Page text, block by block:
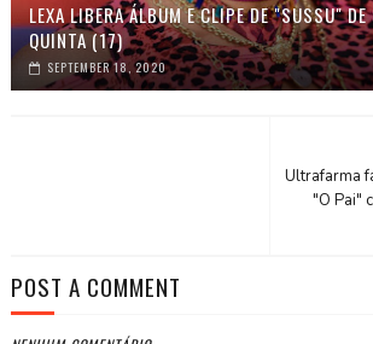
LEXA LIBERA ÁLBUM E CLIPE DE "SUSSU"
QUINTA (17)
SEPTEMBER 18, 2020
Ultrafarma
"O Pai"
POST A COMMENT